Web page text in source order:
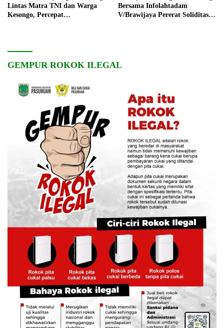
Lintas Matra TNI dan Warga
Kesongo, Percepat
Bersama Infolahtadam
V/Brawijaya Pererat Soliditas
GEMPUR ROKOK ILEGAL